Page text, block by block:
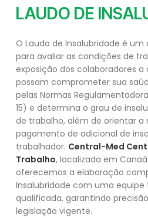
LAUDO DE
O Laudo de Insalubridade é
para avaliar as condições de
exposição dos colaboradores
possam comprometer sua
pelas Normas
15) e determina o grau de
de trabalho, além de orientar a
pagamento de adicional de
trabalhador. Central-Med
Trabalho, localizada em
oferecemos a elaboração
Insalubridade com uma
qualificada, garantindo
legislação vigente.